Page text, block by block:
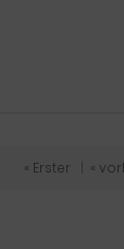
« Erster «